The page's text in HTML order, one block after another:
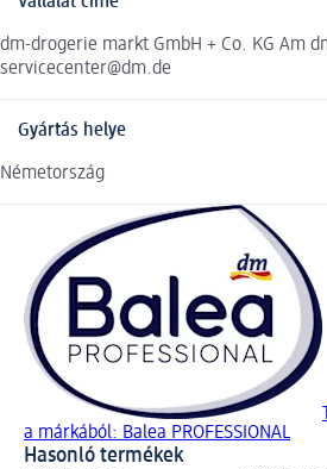
dm-drogerie markt GmbH + Co. KG Am
servicecenter@dm.de
Gyártás helye
Németország
a márkából: Balea PROFESSIONAL
Hasonló termékek